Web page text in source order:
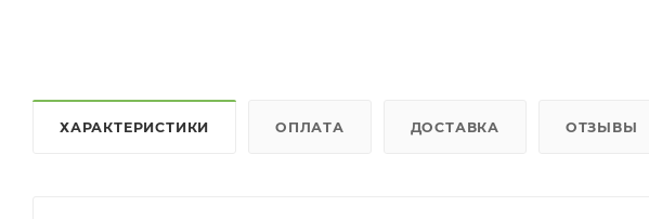
ХАРАКТЕРИСТИКИ ОПЛАТА ДОСТАВКА ОТЗЫВЫ